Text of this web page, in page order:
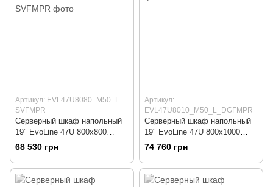
Артикул: EVL47U8080_M50_L_
SVFMPR
Серверный шкаф напольный
19" EvoLine 47U 800x800
(EVL47U8080_M50_L_
SVFMPR)
68 530 грн
Артикул:
EVL47U8010_M50_L_DGFMPR
Серверный шкаф напольный
19" EvoLine 47U 800x1000
(EVL47U8010_M50_L_DGFMP
74 760 грн